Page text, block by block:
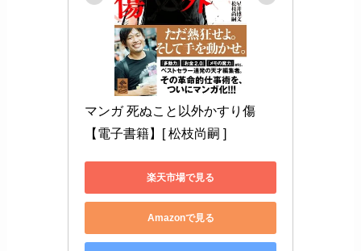
マンガ 死ぬこと以外かすり傷
【電子書籍】[ 松枝尚嗣 ]
楽天市場で見る
Amazonで見る